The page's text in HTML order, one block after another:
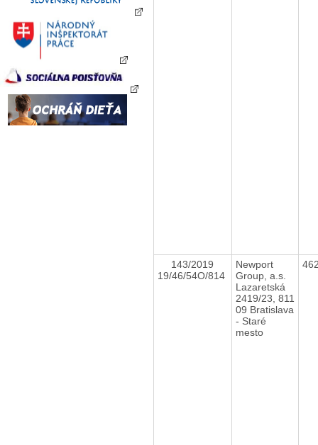
143/2019
19/46/54O/814
Newport
Group, a.s.
Lazaretská
2419/23, 811
09 Bratislava
- Staré
mesto